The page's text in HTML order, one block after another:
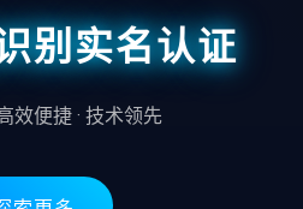
别实名认证
效便捷 · 技术领先